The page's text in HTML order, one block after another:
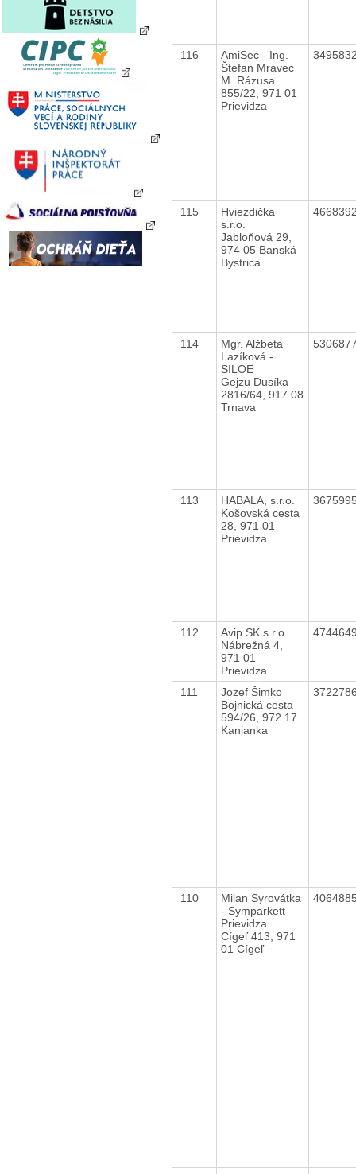
116
AmiSec - Ing.
Štefan Mravec
M. Rázusa
855/22, 971 01
Prievidza
115
Hviezdička
s.r.o.
Jabloňová 29,
974 05 Banská
Bystrica
114
Mgr. Alžbeta
Lazíková -
SILOE
Gejzu Dusíka
2816/64, 917 08
Trnava
113
HABALA, s.r.o.
Košovská cesta
28, 971 01
Prievidza
112
Avip SK s.r.o.
Nábrežná 4,
971 01
Prievidza
111
Jozef Šimko
Bojnická cesta
594/26, 972 17
Kanianka
110
Milan Syrovátka
- Symparkett
Prievidza
Cígeľ 413, 971
01 Cígeľ